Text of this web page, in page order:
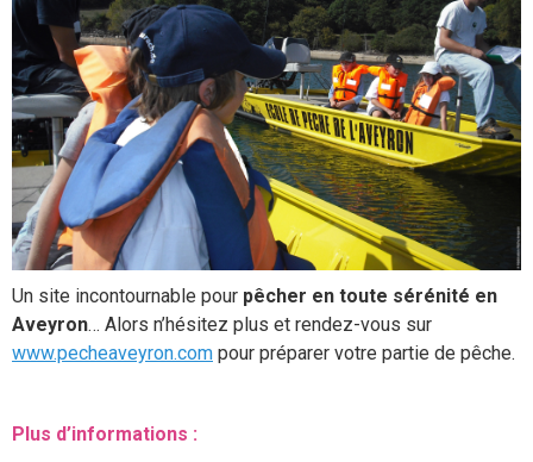
Un site incontournable pour pêcher en toute sérénité en
Aveyron… Alors n’hésitez plus et rendez-vous sur
www.pecheaveyron.com pour préparer votre partie de pêche.
Plus d’informations :